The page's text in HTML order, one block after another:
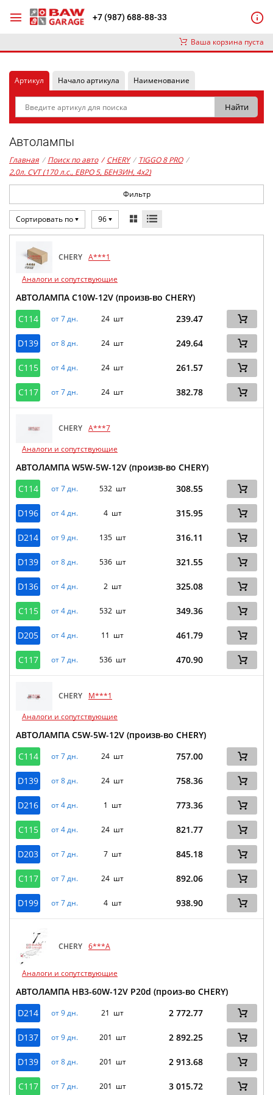
+7 (987) 688-88-33
Ваша корзина пуста
Артикул Начало артикула Наименование
Автолампы
Главная / Поиск по авто / CHERY / TIGGO 8 PRO /
2,0л. CVT (170 л.с., ЕВРО 5, БЕНЗИН, 4x2)
Фильтр
Сортировать по 96
CHERY A***1
Аналоги и сопутствующие
АВТОЛАМПА C10W-12V (произв-во CHERY)
C114
от 7 дн. 24 шт 239.47
D139 от 8 дн. 24 шт 249.64
C115 от 4 дн. 24 шт 261.57
C117 от 7 дн. 24 шт 382.78
CHERY A***7
Аналоги и сопутствующие
АВТОЛАМПА W5W-5W-12V (произв-во CHERY)
C114
от 7 дн. 532 шт 308.55
D196 от 4 дн. 4 шт 315.95
D214 от 9 дн. 135 шт 316.11
D139 от 8 дн. 536 шт 321.55
D136 от 4 дн. 2 шт 325.08
C115 от 4 дн. 532 шт 349.36
D205 от 4 дн. 11 шт 461.79
C117 от 7 дн. 536 шт 470.90
CHERY
M***1
Аналоги и сопутствующие
АВТОЛАМПА C5W-5W-12V (произв-во CHERY)
C114
от 7 дн. 24 шт 757.00
D139 от 8 дн. 24 шт 758.36
D216 от 4 дн. 1 шт 773.36
C115 от 4 дн. 24 шт 821.77
D203 от 7 дн. 7 шт 845.18
C117 от 7 дн. 24 шт 892.06
D199 от 7 дн. 4 шт 938.90
CHERY 6***A
Аналоги и сопутствующие
АВТОЛАМПА HB3-60W-12V P20d (произ-во CHERY)
D214
от 9 дн. 21 шт 2 772.77
D137 от 9 дн. 201 шт 2 892.25
D139 от 8 дн. 201 шт 2 913.68
C117 от 7 дн. 201 шт 3 015.72